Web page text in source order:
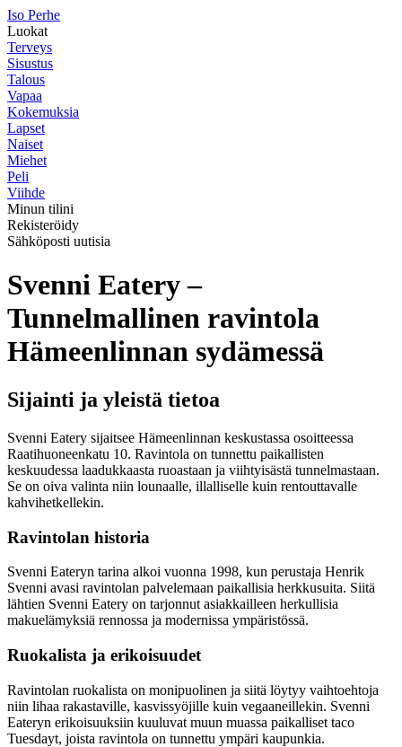
Iso Perhe
Luokat
Terveys
Sisustus
Talous
Vapaa
Kokemuksia
Lapset
Naiset
Miehet
Peli
Viihde
Minun tilini
Rekisteröidy
Sähköposti uutisia
Svenni Eatery –
Tunnelmallinen ravintola
Hämeenlinnan sydämessä
Sijainti ja yleistä tietoa
Svenni Eatery sijaitsee Hämeenlinnan keskustassa osoitteessa
Raatihuoneenkatu 10. Ravintola on tunnettu paikallisten
keskuudessa laadukkaasta ruoastaan ja viihtyisästä tunnelmastaan.
Se on oiva valinta niin lounaalle, illalliselle kuin rentouttavalle
kahvihetkellekin.
Ravintolan historia
Svenni Eateryn tarina alkoi vuonna 1998, kun perustaja Henrik
Svenni avasi ravintolan palvelemaan paikallisia herkkusuita. Siitä
lähtien Svenni Eatery on tarjonnut asiakkailleen herkullisia
makuelämyksiä rennossa ja modernissa ympäristössä.
Ruokalista ja erikoisuudet
Ravintolan ruokalista on monipuolinen ja siitä löytyy vaihtoehtoja
niin lihaa rakastaville, kasvissyöjille kuin vegaaneillekin. Svenni
Eateryn erikoisuuksiin kuuluvat muun muassa paikalliset taco
Tuesdayt, joista ravintola on tunnettu ympäri kaupunkia.